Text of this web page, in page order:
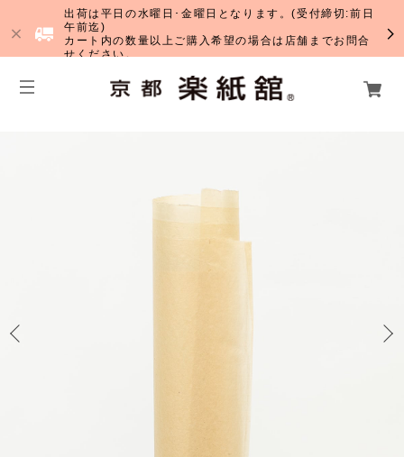
出荷は平日の水曜日･金曜日となります。(受付締切:前日
午前迄)
カート内の数量以上ご購入希望の場合は店舗までお問合
せください。